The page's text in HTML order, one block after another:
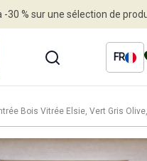
-30 % sur une sélection de
FR
Bois Vitrée Elsie, Vert Gris Olive, H215 x L90 cm